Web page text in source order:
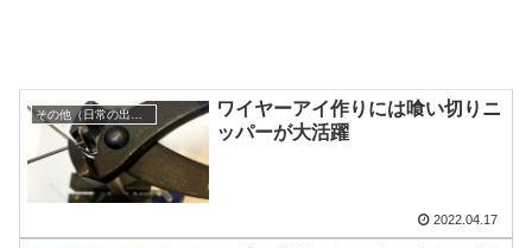
ワイヤーアイ作りには喰い切りニ
ッパーが大活躍
2022.04.17